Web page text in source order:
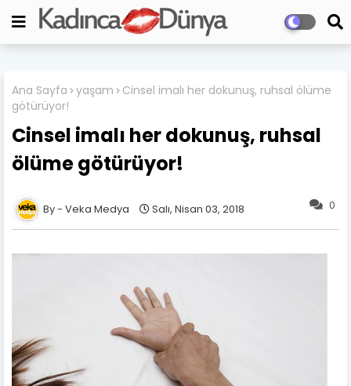
Ana Sayfa yaşam
Cinsel imalı her dokunuş, ruhsal ölüme
götürüyor!
Cinsel imalı her dokunuş, ruhsal
ölüme götürüyor!
0
Veka Medya Salı, Nisan 03, 2018